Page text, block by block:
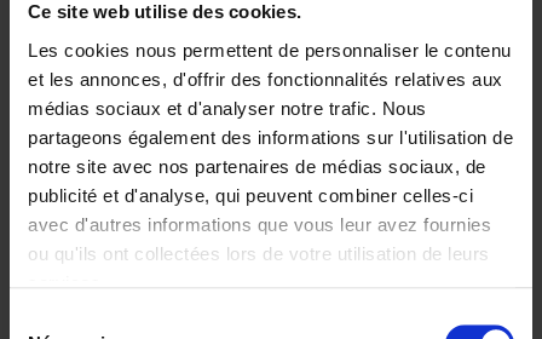
Ce site web utilise des cookies.
Les cookies nous permettent de personnaliser le contenu
et les annonces, d'offrir des fonctionnalités relatives aux
médias sociaux et d'analyser notre trafic. Nous
partageons également des informations sur l'utilisation de
notre site avec nos partenaires de médias sociaux, de
publicité et d'analyse, qui peuvent combiner celles-ci
avec d'autres informations que vous leur avez fournies
ou qu'ils ont collectées lors de votre utilisation de leurs
The Offer You Can't
Refuse
Steven Van Belleghem
Couverture souple
2020 256
€37,50